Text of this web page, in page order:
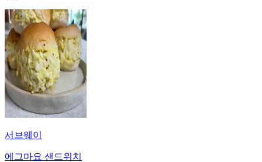
서브웨이
에그마요 샌드위치